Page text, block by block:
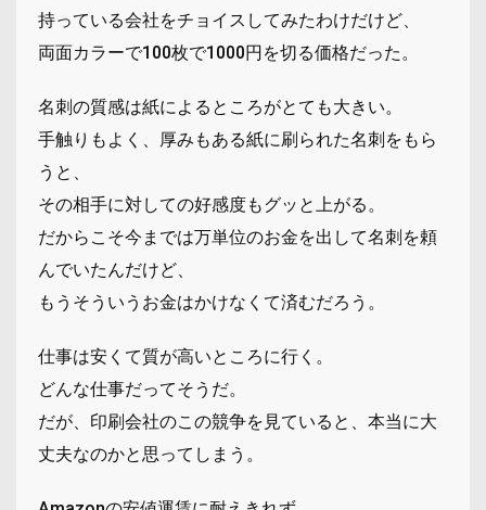
持っている会社をチョイスしてみたわけだけど、
両面カラーで100枚で1000円を切る価格だった。
名刺の質感は紙によるところがとても大きい。
手触りもよく、厚みもある紙に刷られた名刺をもら
うと、
その相手に対しての好感度もグッと上がる。
だからこそ今までは万単位のお金を出して名刺を頼
んでいたんだけど、
もうそういうお金はかけなくて済むだろう。
仕事は安くて質が高いところに行く。
どんな仕事だってそうだ。
だが、印刷会社のこの競争を見ていると、本当に大
丈夫なのかと思ってしまう。